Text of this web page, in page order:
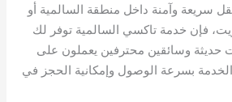
سريعة وآمنة داخل منطقة السالمية أو
فإن خدمة تاكسي السالمية توفر لك
حديثة وسائقين محترفين يعملون على
الخدمة بسرعة الوصول وإمكانية الحجز في